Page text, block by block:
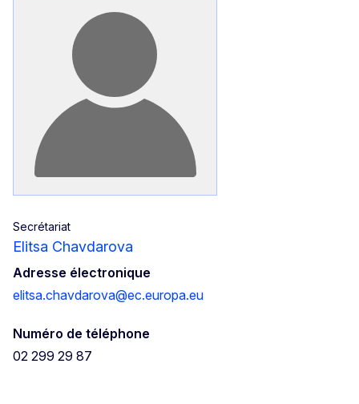
Secrétariat
Elitsa Chavdarova
Adresse électronique
elitsa.chavdarova@ec.europa.eu
Numéro de téléphone
02 299 29 87